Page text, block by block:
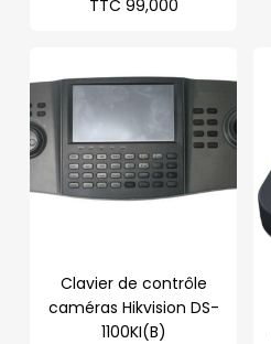
TTC 99,000
TTC 10,000
DT
TTC 99,000
Clavier de contrôle
caméras Hikvision DS-
1100KI(B)